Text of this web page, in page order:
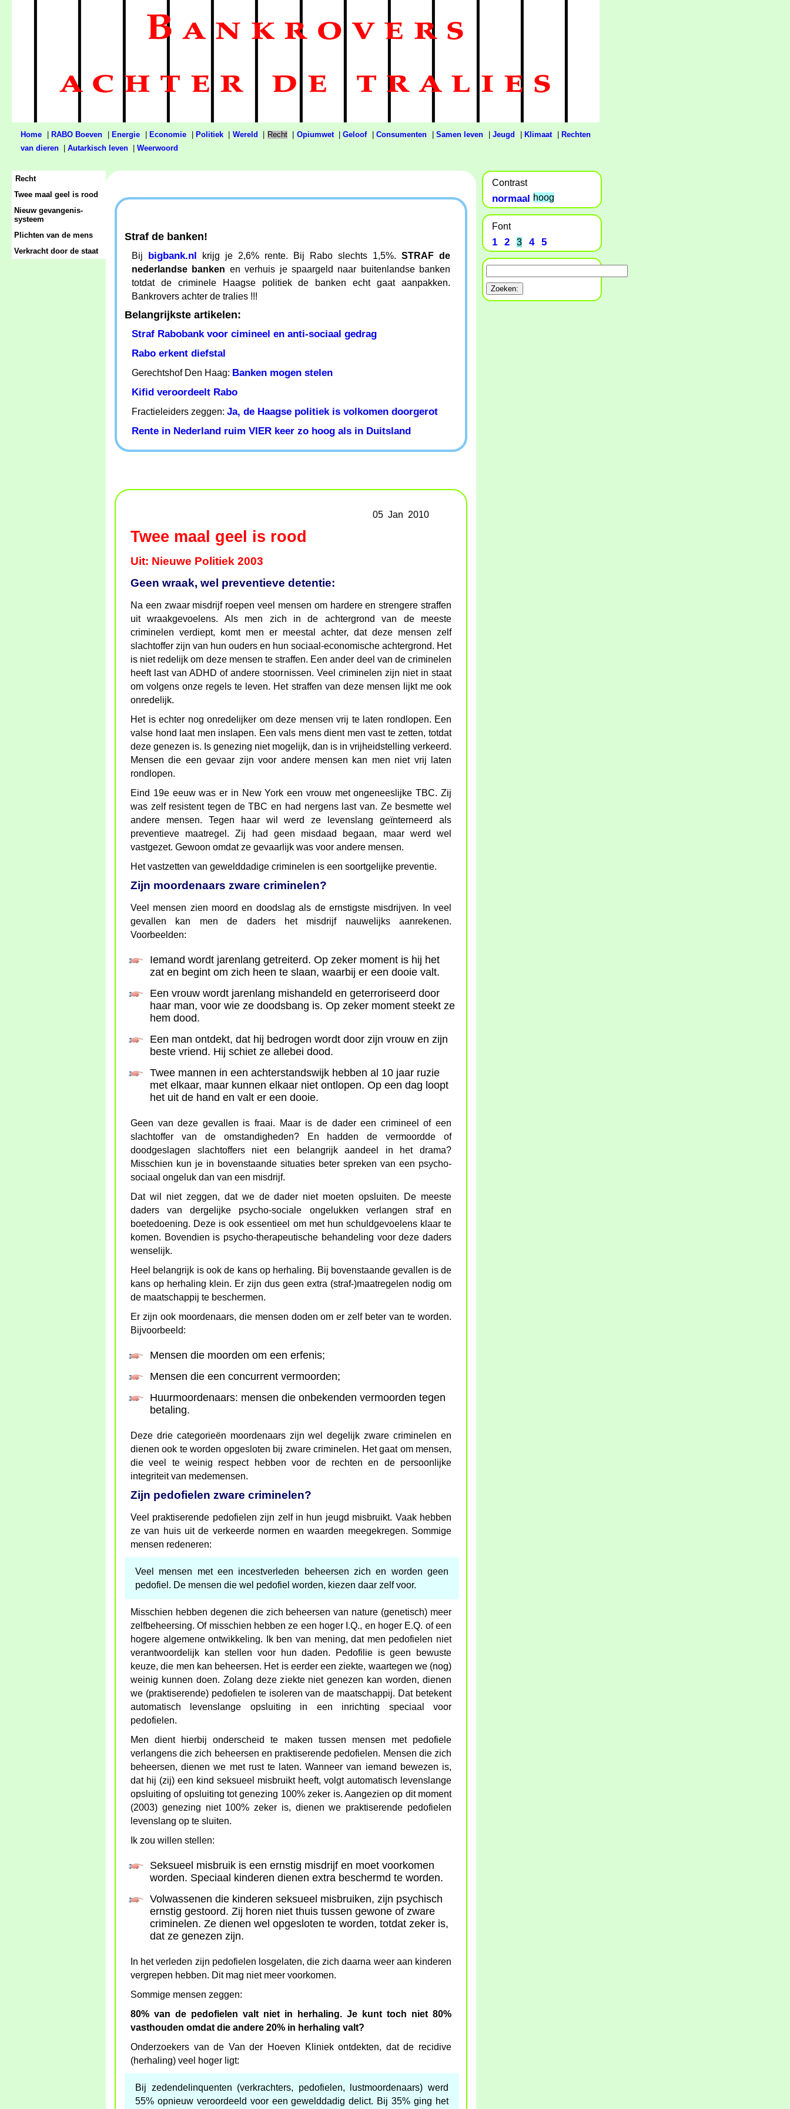
Home RABO Boeven Energie Economie| Politiek| Wereld Recht| Opiumwet|Geloof|Consumenten |Samen leven |Jeugd Klimaat|
Rechten
van dieren
Autarkisch leven Weerwoord
Straf de banken!
Bij bigbank.nl krijg je 2,6% rente. Bij Rabo slechts 1,5%. STRAF de
nederlandse banken en verhuis je spaargeld naar buitenlandse banken
totdat de criminele Haagse politiek de banken echt gaat aanpakken.
Bankrovers achter de tralies !!!
Belangrijkste artikelen:
Straf Rabobank voor cimineel en anti-sociaal gedrag
Rabo erkent diefstal
Gerechtshof Den Haag: Banken mogen stelen
Kifid veroordeelt Rabo
Fractieleiders zeggen: Ja, de Haagse politiek is volkomen doorgerot
Rente in Nederland ruim VIER keer zo hoog als in Duitsland
05 Jan 2010
Twee maal geel is rood
Uit: Nieuwe Politiek 2003
Geen wraak, wel preventieve detentie:
Na een zwaar misdrijf roepen veel mensen om hardere en strengere straffen
uit wraakgevoelens. Als men zich in de achtergrond van de meeste
criminelen verdiept, komt men er meestal achter, dat deze mensen zelf
slachtoffer zijn van hun ouders en hun sociaal-economische achtergrond. Het
is niet redelijk om deze mensen te straffen. Een ander deel van de criminelen
heeft last van ADHD of andere stoornissen. Veel criminelen zijn niet in staat
om volgens onze regels te leven. Het straffen van deze mensen lijkt me ook
onredelijk.
Het is echter nog onredelijker om deze mensen vrij te laten rondlopen. Een
valse hond laat men inslapen. Een vals mens dient men vast te zetten, totdat
deze genezen is. Is genezing niet mogelijk, dan is in vrijheidstelling verkeerd.
Mensen die een gevaar zijn voor andere mensen kan men niet vrij laten
rondlopen.
Eind 19e eeuw was er in New York een vrouw met ongeneeslijke TBC. Zij
was zelf resistent tegen de TBC en had nergens last van. Ze besmette wel
andere mensen. Tegen haar wil werd ze levenslang geïnterneerd als
preventieve maatregel. Zij had geen misdaad begaan, maar werd wel
vastgezet. Gewoon omdat ze gevaarlijk was voor andere mensen.
Het vastzetten van gewelddadige criminelen is een soortgelijke preventie.
Zijn moordenaars zware criminelen?
Veel mensen zien moord en doodslag als de ernstigste misdrijven. In veel
gevallen kan men de daders het misdrijf nauwelijks aanrekenen.
Voorbeelden:
Iemand wordt jarenlang getreiterd. Op zeker moment is hij het
zat en begint om zich heen te slaan, waarbij er een dooie valt.
Een vrouw wordt jarenlang mishandeld en geterroriseerd door
haar man, voor wie ze doodsbang is. Op zeker moment steekt ze
hem dood.
Een man ontdekt, dat hij bedrogen wordt door zijn vrouw en zijn
beste vriend. Hij schiet ze allebei dood.
Twee mannen in een achterstandswijk hebben al 10 jaar ruzie
met elkaar, maar kunnen elkaar niet ontlopen. Op een dag loopt
het uit de hand en valt er een dooie.
Geen van deze gevallen is fraai. Maar is de dader een crimineel of een
slachtoffer van de omstandigheden? En hadden de vermoordde of
doodgeslagen slachtoffers niet een belangrijk aandeel in het drama?
Misschien kun je in bovenstaande situaties beter spreken van een psycho-
sociaal ongeluk dan van een misdrijf.
Dat wil niet zeggen, dat we de dader niet moeten opsluiten. De meeste
daders van dergelijke psycho-sociale ongelukken verlangen straf en
boetedoening. Deze is ook essentieel om met hun schuldgevoelens klaar te
komen. Bovendien is psycho-therapeutische behandeling voor deze daders
wenselijk.
Heel belangrijk is ook de kans op herhaling. Bij bovenstaande gevallen is de
kans op herhaling klein. Er zijn dus geen extra (straf-)maatregelen nodig om
de maatschappij te beschermen.
Er zijn ook moordenaars, die mensen doden om er zelf beter van te worden.
Bijvoorbeeld:
Mensen die moorden om een erfenis;
Mensen die een concurrent vermoorden;
Huurmoordenaars: mensen die onbekenden vermoorden tegen
betaling.
Deze drie categorieën moordenaars zijn wel degelijk zware criminelen en
dienen ook te worden opgesloten bij zware criminelen. Het gaat om mensen,
die veel te weinig respect hebben voor de rechten en de persoonlijke
integriteit van medemensen.
Zijn pedofielen zware criminelen?
Veel praktiserende pedofielen zijn zelf in hun jeugd misbruikt. Vaak hebben
ze van huis uit de verkeerde normen en waarden meegekregen. Sommige
mensen redeneren:
Veel mensen met een incestverleden beheersen zich en worden geen
pedofiel. De mensen die wel pedofiel worden, kiezen daar zelf voor.
Misschien hebben degenen die zich beheersen van nature (genetisch) meer
zelfbeheersing. Of misschien hebben ze een hoger I.Q., en hoger E.Q. of een
hogere algemene ontwikkeling. Ik ben van mening, dat men pedofielen niet
verantwoordelijk kan stellen voor hun daden. Pedofilie is geen bewuste
keuze, die men kan beheersen. Het is eerder een ziekte, waartegen we (nog)
weinig kunnen doen. Zolang deze ziekte niet genezen kan worden, dienen
we (praktiserende) pedofielen te isoleren van de maatschappij. Dat betekent
automatisch levenslange opsluiting in een inrichting speciaal voor
pedofielen.
Men dient hierbij onderscheid te maken tussen mensen met pedofiele
verlangens die zich beheersen en praktiserende pedofielen. Mensen die zich
beheersen, dienen we met rust te laten. Wanneer van iemand bewezen is,
dat hij (zij) een kind seksueel misbruikt heeft, volgt automatisch levenslange
opsluiting of opsluiting tot genezing 100% zeker is. Aangezien op dit moment
(2003) genezing niet 100% zeker is, dienen we praktiserende pedofielen
levenslang op te sluiten.
Ik zou willen stellen:
Seksueel misbruik is een ernstig misdrijf en moet voorkomen
worden. Speciaal kinderen dienen extra beschermd te worden.
Volwassenen die kinderen seksueel misbruiken, zijn psychisch
ernstig gestoord. Zij horen niet thuis tussen gewone of zware
criminelen. Ze dienen wel opgesloten te worden, totdat zeker is,
dat ze genezen zijn.
In het verleden zijn pedofielen losgelaten, die zich daarna weer aan kinderen
vergrepen hebben. Dit mag niet meer voorkomen.
Sommige mensen zeggen:
80% van de pedofielen valt niet in herhaling. Je kunt toch niet 80%
vasthouden omdat die andere 20% in herhaling valt?
Onderzoekers van de Van der Hoeven Kliniek ontdekten, dat de recidive
(herhaling) veel hoger ligt:
Bij zedendelinquenten (verkrachters, pedofielen, lustmoordenaars) werd
55% opnieuw veroordeeld voor een gewelddadig delict. Bij 35% ging het
Recht
Twee maal geel is rood
Nieuw gevangenis-
systeem
Plichten van de mens
Verkracht door de staat
Contrast
normaal hoog
Font
1 2 3 4 5